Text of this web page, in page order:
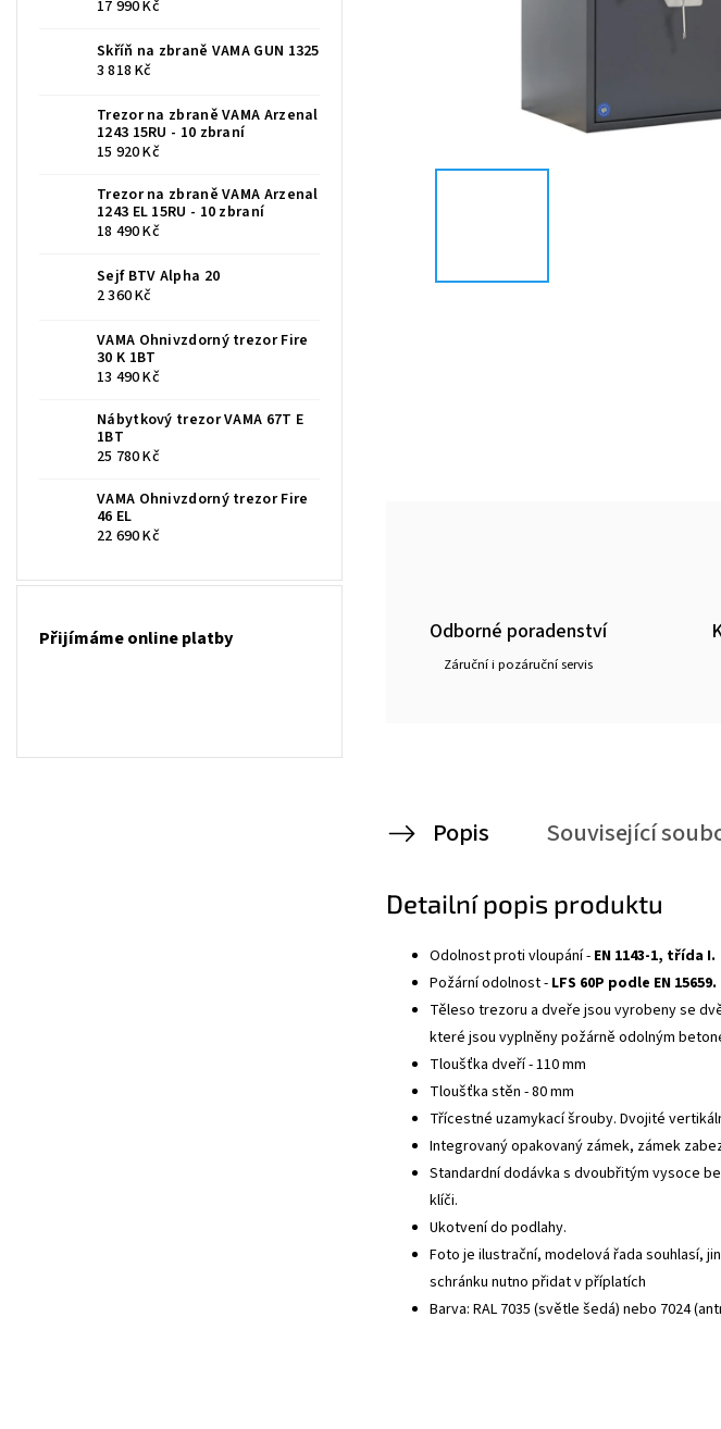
17 990 Kč
Skříň na zbraně VAMA GUN 1325
3 818 Kč
Trezor na zbraně VAMA Arzenal
1243 15RU - 10 zbraní
15 920 Kč
Trezor na zbraně VAMA Arzenal
1243 EL 15RU - 10 zbraní
18 490 Kč
Sejf BTV Alpha 20
2 360 Kč
VAMA Ohnivzdorný trezor Fire
30 K 1BT
13 490 Kč
Nábytkový trezor VAMA 67T E
1BT
25 780 Kč
VAMA Ohnivzdorný trezor Fire
46 EL
22 690 Kč
Přijímáme online platby Odborné poradenství
Záruční i pozáruční servis
Popis Související
Detailní popis produktu
Odolnost proti vloupání - EN 1143-1, třída I.
Požární odolnost - LFS 60P podle EN 15659.
Těleso trezoru a dveře jsou vyrobeny se
které jsou vyplněny požárně odolným
Tloušťka dveří - 110 mm
Tloušťka stěn - 80 mm
Třícestné uzamykací šrouby. Dvojité
Integrovaný opakovaný zámek, zámek
Standardní dodávka s dvoubřitým vysoce
klíči.
Ukotvení do podlahy.
Foto je ilustrační, modelová řada souhlasí,
schránku nutno přidat v příplatích
Barva: RAL 7035 (světle šedá) nebo 7024